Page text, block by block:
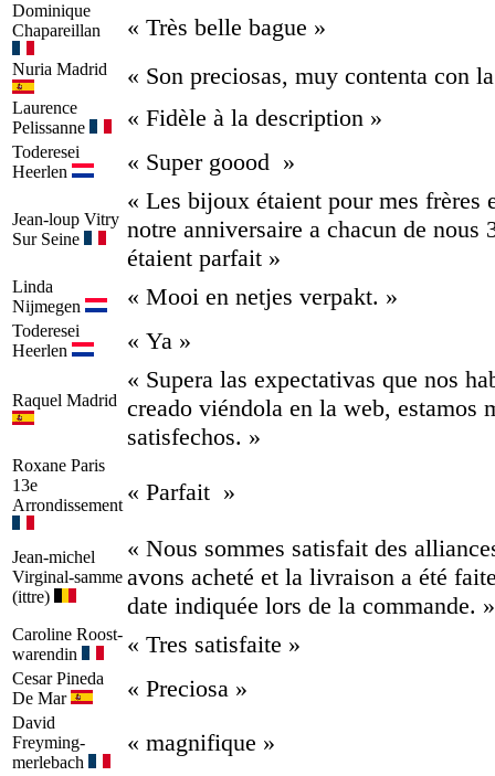
Dominique
Chapareillan
« Très belle bague »
Nuria Madrid « Son preciosas, muy contenta con
Laurence
Pelissanne
« Fidèle à la description »
Toderesei
Heerlen
« Super goood »
Jean-loup Vitry
Sur Seine
« Les bijoux étaient pour mes frères
notre anniversaire a chacun de nous
étaient parfait »
Linda
Nijmegen
« Mooi en netjes verpakt. »
Toderesei
Heerlen
« Ya »
Raquel Madrid
« Supera las expectativas que nos
creado viéndola en la web, estamos
satisfechos. »
Roxane Paris
13e
Arrondissement « Parfait »
Jean-michel
Virginal-samme
(ittre)
« Nous sommes satisfait des
avons acheté et la livraison a été
date indiquée lors de la commande. »
Caroline Roost-
warendin
« Tres satisfaite »
CesarPineda
De Mar
« Preciosa »
David
Freyming-
merlebach
« magnifique »